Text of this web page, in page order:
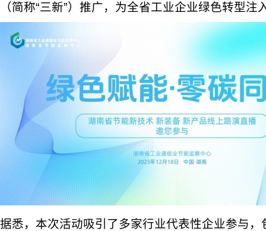
（简称“三新”）推广，为全省工业企业绿色转型注
据悉，本次活动吸引了多家行业代表性企业参与